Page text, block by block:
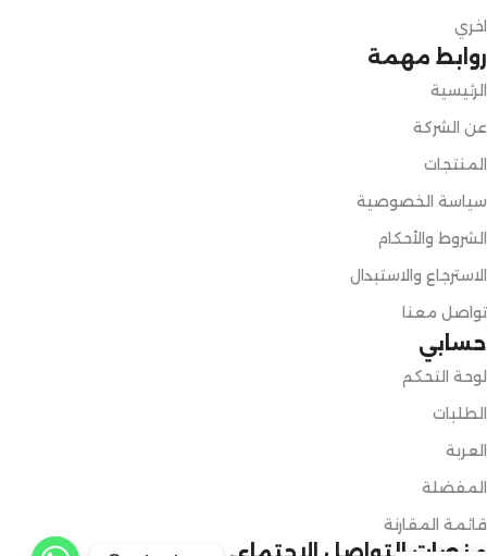
اخري
روابط مهمة
الرئيسية
عن الشركة
المنتجات
سياسة الخصوصية
الشروط والأحكام
الاسترجاع والاستبدال
تواصل معنا
حسابي
لوحة التحكم
الطلبات
العربة
المفضلة
قائمة المقارنة